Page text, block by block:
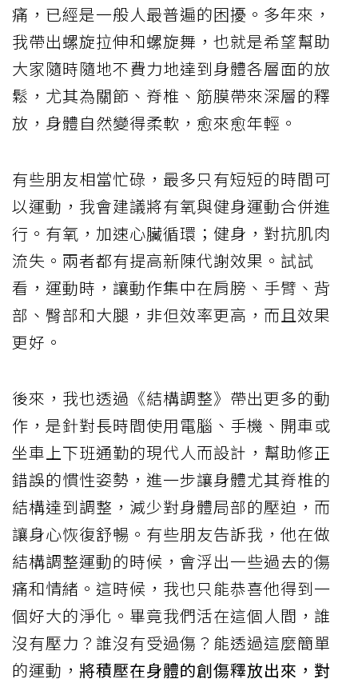
痛，已經是一般人最普遍的困擾。多年來，
我帶出螺旋拉伸和螺旋舞，也就是希望幫助
大家隨時隨地不費力地達到身體各層面的放
鬆，尤其為關節、脊椎、筋膜帶來深層的釋
放，身體自然變得柔軟，愈來愈年輕。
有些朋友相當忙碌，最多只有短短的時間可
以運動，我會建議將有氧與健身運動合併進
行。有氧，加速心臟循環；健身，對抗肌肉
流失。兩者都有提高新陳代謝效果。試試
看，運動時，讓動作集中在肩膀、手臂、背
部、臀部和大腿，非但效率更高，而且效果
更好。
後來，我也透過《結構調整》帶出更多的動
作，是針對長時間使用電腦、手機、開車或
坐車上下班通勤的現代人而設計，幫助修正
錯誤的慣性姿勢，進一步讓身體尤其脊椎的
結構達到調整，減少對身體局部的壓迫，而
讓身心恢復舒暢。有些朋友告訴我，他在做
結構調整運動的時候，會浮出一些過去的傷
痛和情緒。這時候，我也只能恭喜他得到一
個好大的淨化。畢竟我們活在這個人間，誰
沒有壓力？誰沒有受過傷？能透過這麼簡單
的運動， 將積壓在身體的創傷釋放出來，對